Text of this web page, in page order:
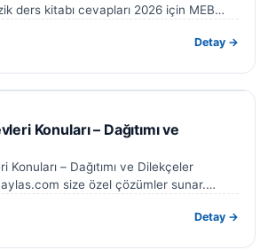
ders kitabı cevapları 2026 için MEB…
Detay →
Konuları – Dağıtımı ve
Konuları – Dağıtımı ve Dilekçeler
size özel çözümler sunar.
Detay →